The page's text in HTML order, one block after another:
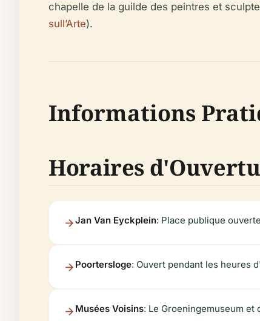
chapelle de la guilde des peintres et
sull’Arte).
Informations
Horaires
Jan Van Eyckplein: Place publique
Poortersloge: Ouvert pendant les heures
Musées Voisins: Le Groeningemuseum et